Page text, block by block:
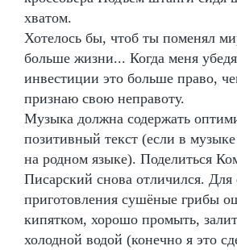
хватом.
Хотелось бы, чтоб ты поменял
больше жизни... Когда меня
инвестиции это больше право,
признаю свою неправоту.
Музыка должна содержать
позитивный текст (если в музыке
на родном языке). Поделиться
Писарский снова отличился. Для
приготовления сушёные грибы
кипятком, хорошо промыть,
холодной водой (конечно я это